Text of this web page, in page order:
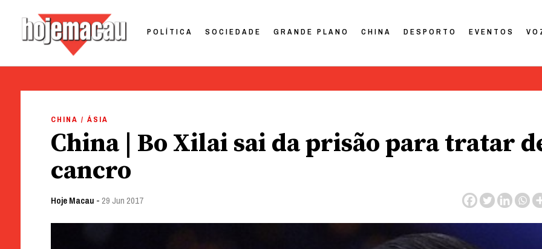
POLÍTICA SOCIEDADE GRANDE PLANO CHINA DESPORTO EVENTOS
CHINA / ÁSIA
China | Bo Xilai sai da prisão para tratar
cancro
Hoje Macau - 29 Jun 2017